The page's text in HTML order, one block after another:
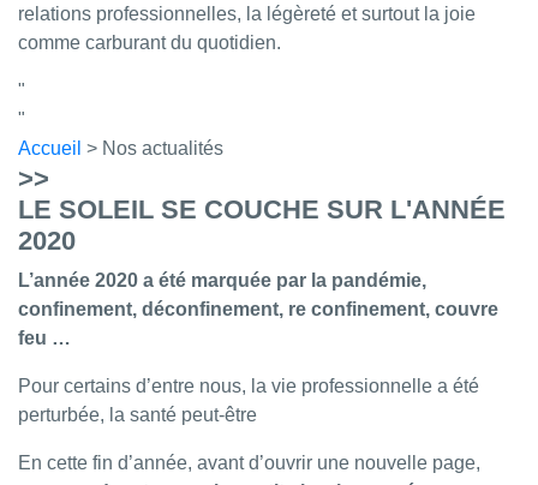
relations professionnelles, la légèreté et surtout la joie
comme carburant du quotidien.
Accueil > Nos actualités
>>
LE SOLEIL SE COUCHE SUR L'ANNÉE
2020
L’année 2020 a été marquée par la pandémie,
confinement, déconfinement, re confinement, couvre
feu …
Pour certains d’entre nous, la vie professionnelle a été
perturbée, la santé peut-être
En cette fin d’année, avant d’ouvrir une nouvelle page,